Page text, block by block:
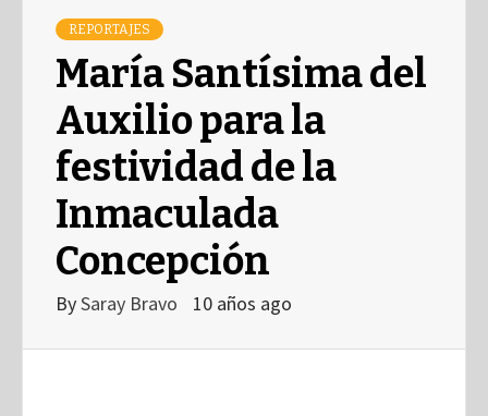
REPORTAJES
María Santísima del
Auxilio para la
festividad de la
Inmaculada
Concepción
BySaray Bravo 10 años ago